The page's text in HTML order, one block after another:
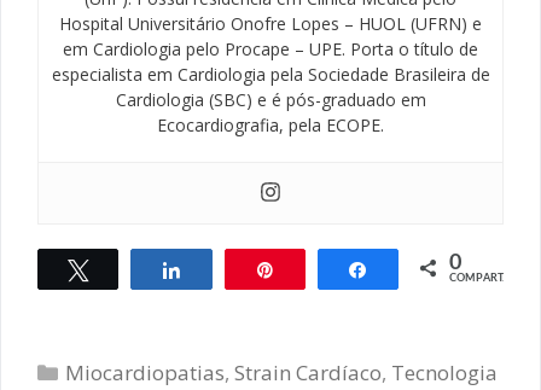
Hospital Universitário Onofre Lopes – HUOL (UFRN) e
em Cardiologia pelo Procape – UPE. Porta o título de
especialista em Cardiologia pela Sociedade Brasileira de
Cardiologia (SBC) e é pós-graduado em
Ecocardiografia, pela ECOPE.
Compartilhar Compartilhar
0
COMPART.
Categorias
Miocardiopatias,Strain Cardíaco, Tecnologia